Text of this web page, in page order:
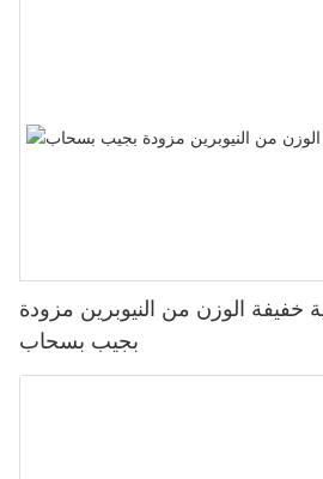
خفيفة الوزن من النيوبرين مزودة
بجيب بسحاب